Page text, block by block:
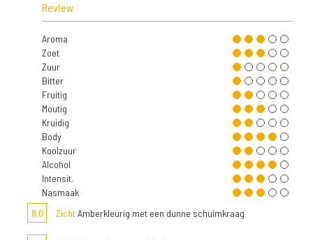
Review
Aroma
Zoet
Zuur
Bitter
Fruitig
Moutig
Kruidig
Body
Koolzuur
Alcohol
Intensit.
Nasmaak
8,0
ZichtAmberkleurig met een dunne schuimkraag